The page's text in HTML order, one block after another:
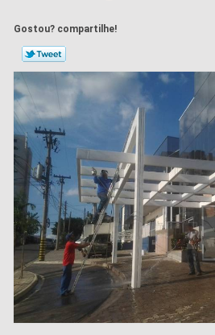
Gostou? compartilhe!